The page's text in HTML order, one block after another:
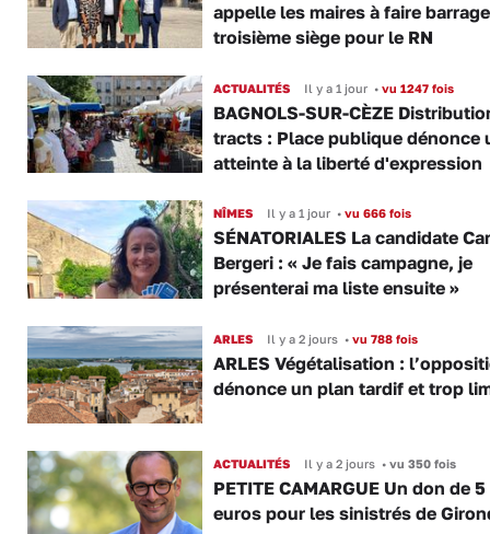
appelle les maires à faire
troisième siège pour le RN
ACTUALITÉS Il y a 1 jour •vu 1247 fois
BAGNOLS-SUR-CÈZE
tracts : Place publique dénonce
atteinte à la liberté d'expression
NÎMES Il y a 1 jour •vu 666 fois
SÉNATORIALES La candidate
Bergeri : « Je fais campagne, je
présenterai ma liste ensuite »
ARLES Il y a 2 jours •vu 788 fois
ARLES Végétalisation :
dénonce un plan tardif et trop
ACTUALITÉS Il y a 2 jours •vu 350 fois
PETITE CAMARGUE Un don de
euros pour les sinistrés de